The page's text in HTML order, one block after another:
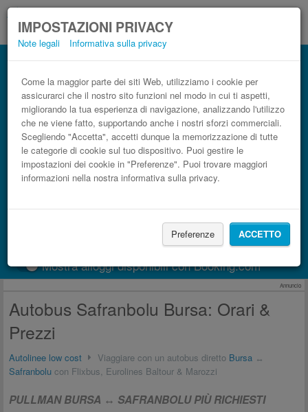
IMPOSTAZIONI PRIVACY
Note legali Informativa sulla privacy
Come la maggior parte dei siti Web, utilizziamo i cookie per
assicurarci che il nostro sito funzioni nel modo in cui ti aspetti,
migliorando la tua esperienza di navigazione, analizzando l'utilizzo
che ne viene fatto, supportando anche i nostri sforzi commerciali.
Scegliendo "Accetta", accetti dunque la memorizzazione di tutte
le categorie di cookie sul tuo dispositivo. Puoi gestire le
impostazioni dei cookie in "Preferenze". Puoi trovare maggiori
informazioni nella nostra informativa sulla privacy.
Preferenze ACCETTO
Autobus Bursa Safranbolu low cost
Prenota il biglietto del pullman più economico
Mostra alloggi disponibili con Booking.com
Annuncio
Autobus Safranbolu Bursa: Orari &
Prezzi
Autolinee low cost Viaggiare con un autobus diretto Bursa ↔
Safranbolu con Flixbus, Eurolines Baltour & Marozzi
PULLMAN BURSA ↔ SAFRANBOLU PIÙ RICHIESTI